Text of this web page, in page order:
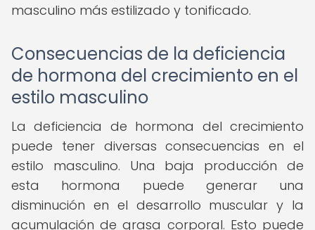
masculino más estilizado y tonificado.
Consecuencias de la deficiencia
de hormona del crecimiento en el
estilo masculino
La deficiencia de hormona del crecimiento
puede tener diversas consecuencias en el
estilo masculino. Una baja producción de
esta hormona puede generar una
disminución en el desarrollo muscular y la
acumulación de grasa corporal. Esto puede